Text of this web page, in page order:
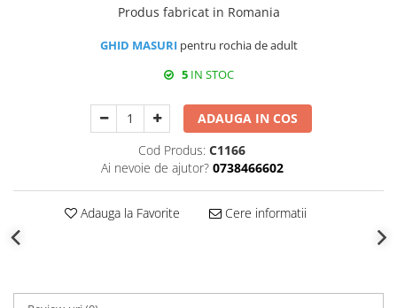
Produs fabricat in Romania
GHID MASURIpentru rochia de adult
5 IN STOC
ADAUGA IN COS
Cod Produs: C1166
Ai nevoie de ajutor? 0738466602
Adauga la Favorite Cere informatii